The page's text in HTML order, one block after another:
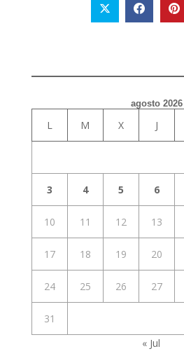
agosto 2026
L M X J
3 4 5 6
10 11 12 13
17 18 19 20
24 25 26 27
31
« Jul